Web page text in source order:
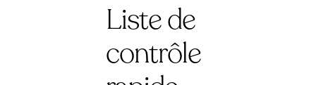
Liste de
contrôle